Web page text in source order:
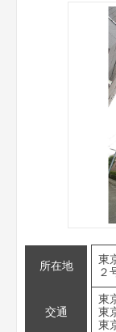
所在地
東
２
交通
東
東
東